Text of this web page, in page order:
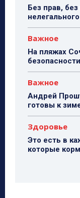
Без прав,
Важное
На пляжах
Важное
Андрей
готовы к
Здоровье
Это есть в
которые